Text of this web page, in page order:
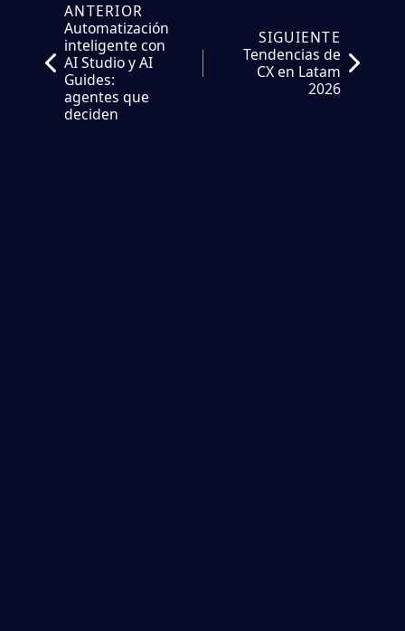
ANTERIOR
Automatización
inteligente con
AI Studio y AI
Guides:
agentes que
deciden
SIGUIENTE
Tendencias de
CX en Latam
2026